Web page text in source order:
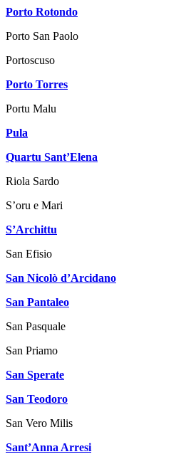
Porto Rotondo
Porto San Paolo
Portoscuso
Porto Torres
Portu Malu
Pula
Quartu Sant’Elena
Riola Sardo
S’oru e Mari
S’Archittu
San Efisio
San Nicolò d’Arcidano
San Pantaleo
San Pasquale
San Priamo
San Sperate
San Teodoro
San Vero Milis
Sant’Anna Arresi